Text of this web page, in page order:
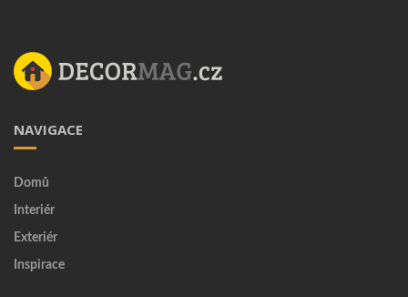
NAVIGACE
Domů
Interiér
Exteriér
Inspirace